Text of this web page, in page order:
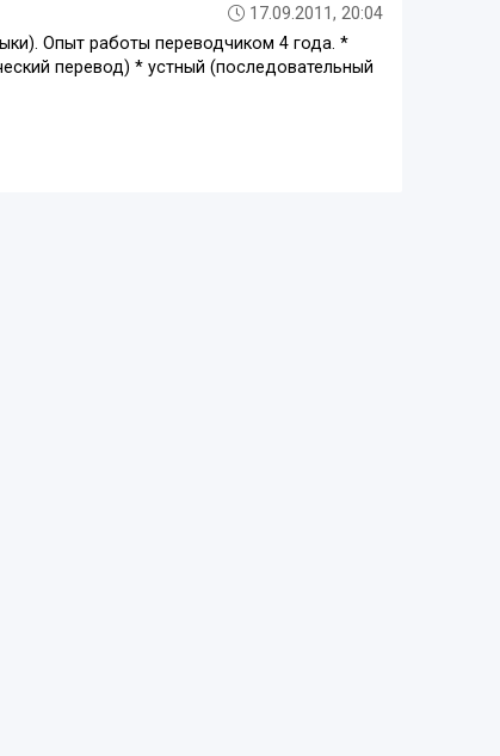
17.09.2011, 20:04
Опыт работы переводчиком 4 года. *
перевод) * устный (последовательный